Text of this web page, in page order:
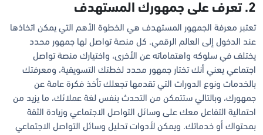
2. تعرف على جمهورك المستهدف
تعتبر معرفة الجمهور المستهدف هي الخطوة الأهم التي يمكن اتخاذها
عند الدخول إلى العالم الرقمي. كل منصة تواصل لها جمهور محدد
يختلف في سلوكه واهتماماته عن الأخرى، واختيارك منصة تواصل
اجتماعي يعني أنك تختار جمهور محدد لخطتك التسويقية، ومعرفتك
بالخدمات ونوع الدورات التي تقدمها تجعلك تأخذ فكرة عامة عن
جمهورك، وبالتالي ستتمكن من التحدث بنفس لغة عملائك، ما يزيد من
احتمالية التفاعل معك على وسائل التواصل الاجتماعي وزيادة الثقة
بمحتواك أو خدماتك. ويمكن لأدوات تحليل وسائل التواصل الاجتماعي